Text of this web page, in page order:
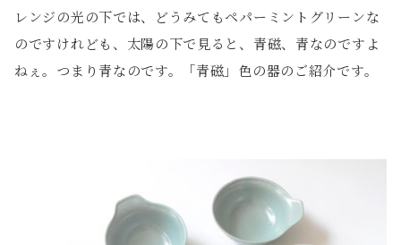
レンジの光の下では、どうみてもペパーミントグリーンな
のですけれども、太陽の下で見ると、青磁、青なのですよ
ねぇ。つまり青なのです。「青磁」色の器のご紹介です。